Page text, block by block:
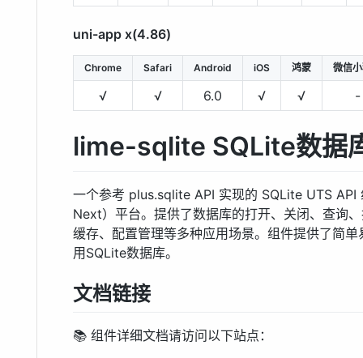
uni-app x(4.86)
Chrome Safari Android iOS 鸿蒙 微信
√ √ 6.0 √ √ -
lime-sqlite SQLite数据
一个参考 plus.sqlite API 实现的 SQLite UTS
Next）平台。提供了数据库的打开、关闭、查询
缓存、配置管理等多种应用场景。组件提供了简
用SQLite数据库。
文档链接
📚 组件详细文档请访问以下站点：